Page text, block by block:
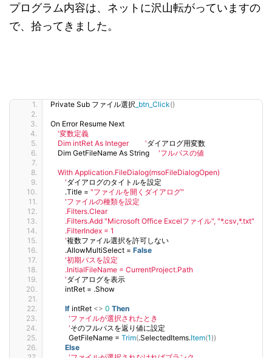
プログラム内容は、ネットに沢山転がっていますの
で、拾ってきました。
Private Sub ファイル選択 _btn_Click()
On Error Resume Next
'変数定義
    Dim intRet As Integer         '
ダイアログ用変数
    Dim GetFileName As String
'フルパスの値
    With Application.FileDialog(msoFileDialogOpen)
        '
ダイアログのタイトルを設定
        .Title =
"ファイルを開くダイアログ"
'ファイルの種類を設定
        .Filters.Clear
        .Filters.Add "Microsoft Office Excelファイル", "*.csv,*.txt"
        .FilterIndex = 1
        '
複数ファイル選択を許可しない
        .AllowMultiSelect =
False
'初期パスを設定
        .InitialFileName = CurrentProject.Path
        '
ダイアログを表示
        intRet = .Show
If intRet <> 0 Then
'ファイルが選択されたとき
          '
そのフルパスを返り値に設定
          GetFileName =
Trim(.SelectedItems.Item(1 ))
Else